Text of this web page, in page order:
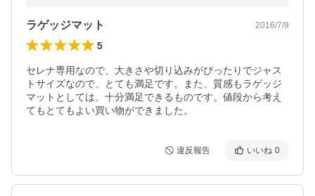
ラゲッジマット 2016/7/9
5
セレナ専用なので、大きさや切り込みがぴったりでジャス
トサイズなので、とても満足です。また、質感もラゲッジ
マットとしては、十分満足できるものです。値段から考え
てもとてもよい買い物ができました。
違反報告 いいね 0